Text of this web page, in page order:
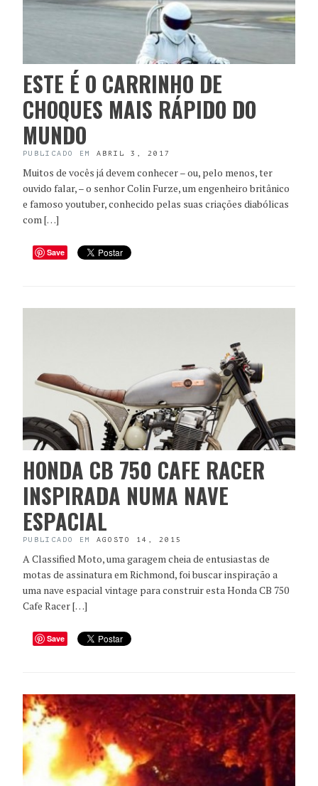
ESTE É O CARRINHO DE
CHOQUES MAIS RÁPIDO DO
MUNDO
PUBLICADO EM ABRIL 3, 2017
Muitos de vocês já devem conhecer – ou, pelo menos, ter
ouvido falar, – o senhor Colin Furze, um engenheiro britânico
e famoso youtuber, conhecido pelas suas criações diabólicas
com […]
Save
HONDA CB 750 CAFE RACER
INSPIRADA NUMA NAVE
ESPACIAL
PUBLICADO EM AGOSTO 14, 2015
A Classified Moto, uma garagem cheia de entusiastas de
motas de assinatura em Richmond, foi buscar inspiração a
uma nave espacial vintage para construir esta Honda CB 750
Cafe Racer […]
Save